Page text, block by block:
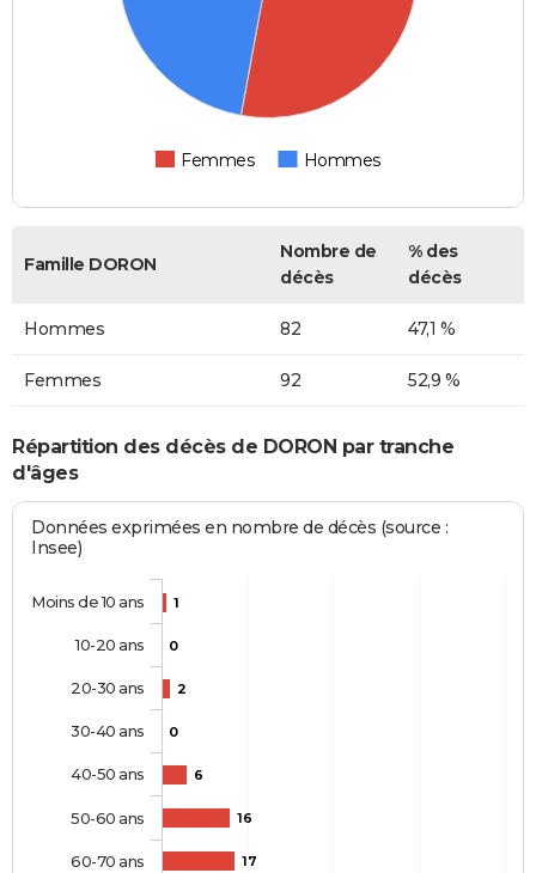
Femmes Hommes
Famille DORON
Nombre de
décès
% des
décès
Hommes 82 47,1 %
Femmes 92 52,9 %
Répartition des décès de DORON par tranche
d'âges
Données exprimées en nombre de décès (source :
Insee)
1
0
2
0
6
16
17
Moins de 10 ans
10-20 ans
20-30 ans
30-40 ans
40-50 ans
50-60 ans
60-70 ans